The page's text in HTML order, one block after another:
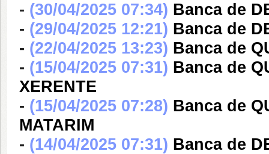
- (30/04/2025 07:34) Banca de
- (29/04/2025 12:21) Banca de
- (22/04/2025 13:23) Banca de
- (15/04/2025 07:31) Banca de
XERENTE
- (15/04/2025 07:28) Banca de
MATARIM
- (14/04/2025 07:31) Banca de